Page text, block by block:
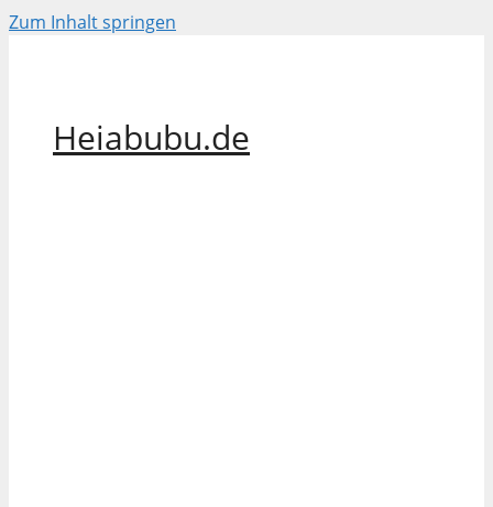
Zum Inhalt springen
Heiabubu.de